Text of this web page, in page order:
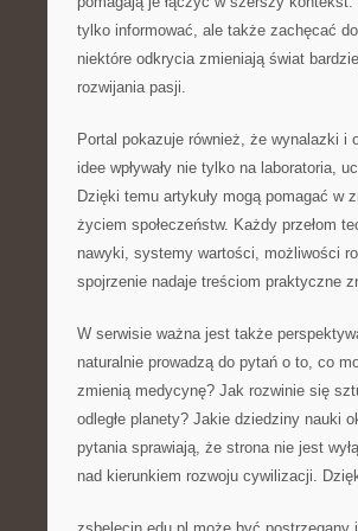
tylko informować, ale także zachęcać
niektóre odkrycia zmieniają świat
rozwijania pasji.
Portal pokazuje również, że wynalazki i
idee wpływały nie tylko na laboratoria,
Dzięki temu artykuły mogą pomagać w
życiem społeczeństw. Każdy przełom
nawyki, systemy wartości, możliwości
spojrzenie nadaje treściom praktyczne
W serwisie ważna jest także
naturalnie prowadzą do pytań o to, co
zmienią medycynę? Jak rozwinie się
odległe planety? Jakie dziedziny nauki
pytania sprawiają, że strona nie jest
nad kierunkiem rozwoju cywilizacji.